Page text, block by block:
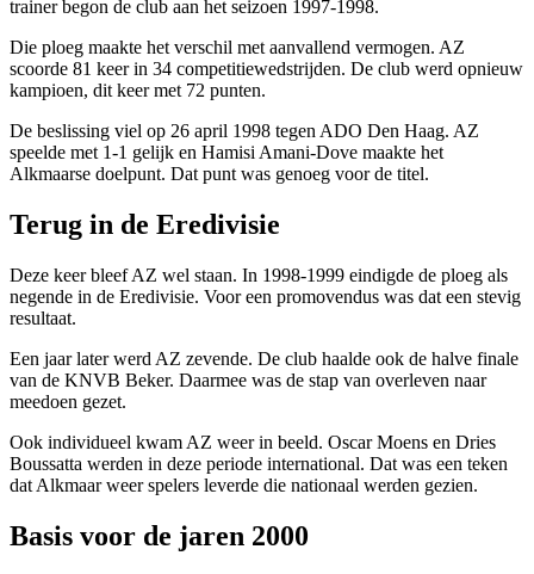
trainer begon de club aan het seizoen 1997-1998.
Die ploeg maakte het verschil met aanvallend vermogen. AZ
scoorde 81 keer in 34 competitiewedstrijden. De club werd opnieuw
kampioen, dit keer met 72 punten.
De beslissing viel op 26 april 1998 tegen ADO Den Haag. AZ
speelde met 1-1 gelijk en Hamisi Amani-Dove maakte het
Alkmaarse doelpunt. Dat punt was genoeg voor de titel.
Terug in de Eredivisie
Deze keer bleef AZ wel staan. In 1998-1999 eindigde de ploeg als
negende in de Eredivisie. Voor een promovendus was dat een stevig
resultaat.
Een jaar later werd AZ zevende. De club haalde ook de halve finale
van de KNVB Beker. Daarmee was de stap van overleven naar
meedoen gezet.
Ook individueel kwam AZ weer in beeld. Oscar Moens en Dries
Boussatta werden in deze periode international. Dat was een teken
dat Alkmaar weer spelers leverde die nationaal werden gezien.
Basis voor de jaren 2000